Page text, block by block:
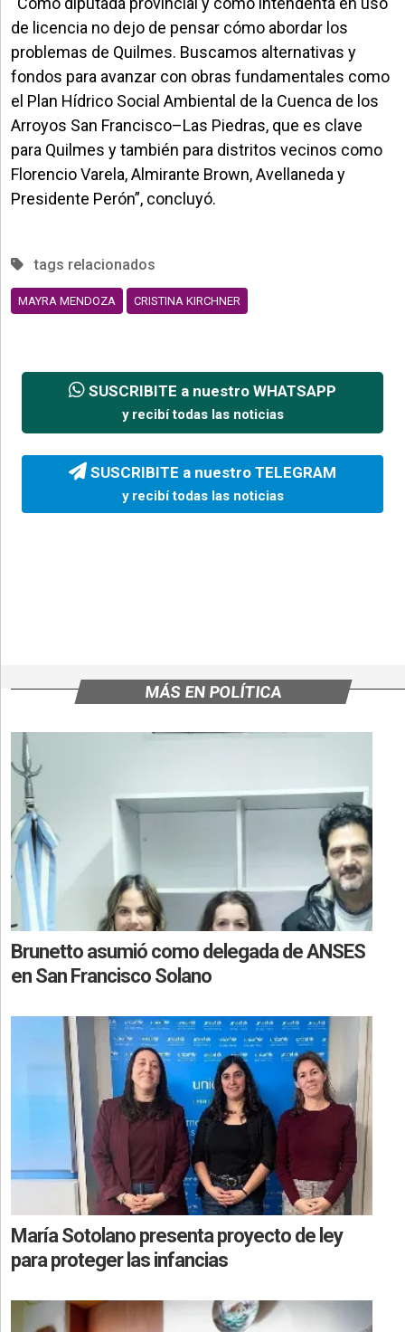
de licencia no dejo de pensar cómo abordar los
problemas de Quilmes. Buscamos alternativas y
fondos para avanzar con obras fundamentales como
el Plan Hídrico Social Ambiental de la Cuenca de los
Arroyos San Francisco–Las Piedras, que es clave
para Quilmes y también para distritos vecinos como
Florencio Varela, Almirante Brown, Avellaneda y
Presidente Perón”, concluyó.
tags relacionados
MAYRA MENDOZA CRISTINA KIRCHNER
SUSCRIBITE a nuestro WHATSAPP
y recibí todas las noticias
SUSCRIBITE a nuestro TELEGRAM
y recibí todas las noticias
MÁS EN POLÍTICA
Brunetto asumió como delegada de ANSES
en San Francisco Solano
María Sotolano presenta proyecto de ley
para proteger las infancias